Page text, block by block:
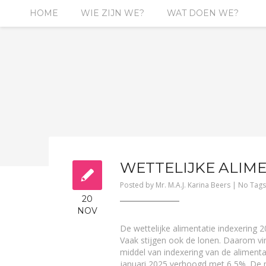
HOME WIE ZIJN WE? WAT DOEN WE?
20
NOV
WETTELIJKE
Posted by Mr. M.A.J. Karina Beers | No
De wettelijke alimentatie indexering
Vaak stijgen ook de lonen. Daarom
middel van indexering van de